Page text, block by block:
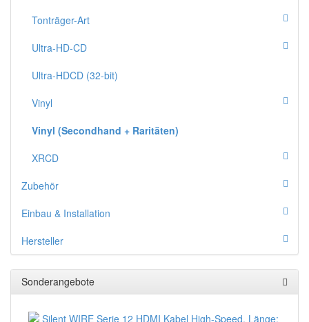
Tonträger-Art
Ultra-HD-CD
Ultra-HDCD (32-bit)
Vinyl
Vinyl (Secondhand + Raritäten)
XRCD
Zubehör
Einbau & Installation
Hersteller
Sonderangebote